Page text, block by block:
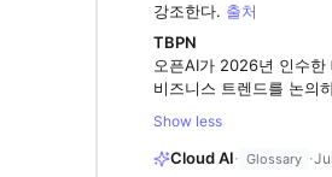
강조한다. 출처
TBPN
오픈AI가 2026년 인수한
비즈니스 트렌드를 논의
Show less
Cloud AI· Glossary ·